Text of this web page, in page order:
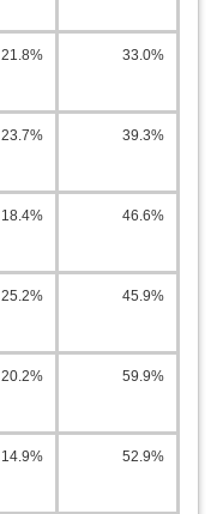
21.8% 33.0%
23.7% 39.3%
18.4% 46.6%
25.2% 45.9%
20.2% 59.9%
14.9% 52.9%